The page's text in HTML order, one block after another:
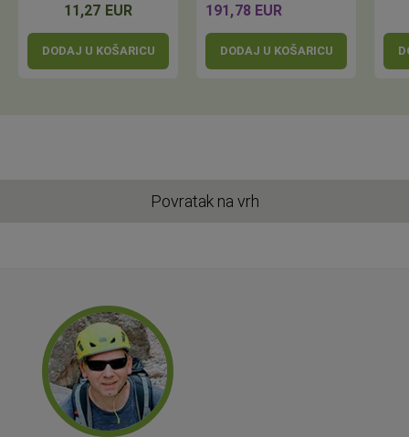
11,27 EUR
DODAJ U KOŠARICU
191,78 EUR
DODAJ U KOŠARICU
Povratak na vrh